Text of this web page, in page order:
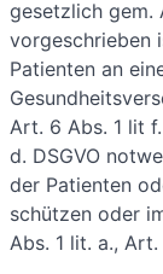
gesetzlich gem.
vorgeschrieben
Patienten an
Art. 6 Abs. 1 lit
d. DSGVO
der Patienten
schützen oder
Abs. 1 lit. a., Art.